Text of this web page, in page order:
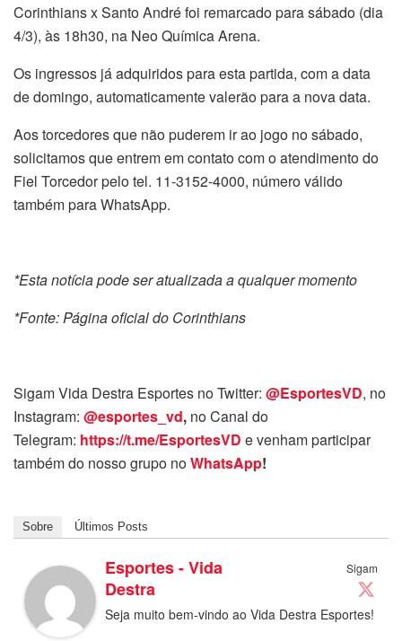
Corinthians x Santo André foi remarcado para sábado (dia
4/3), às 18h30, na Neo Química Arena.
Os ingressos já adquiridos para esta partida, com a data
de domingo, automaticamente valerão para a nova data.
Aos torcedores que não puderem ir ao jogo no sábado,
solicitamos que entrem em contato com o atendimento do
Fiel Torcedor pelo tel. 11-3152-4000, número válido
também para WhatsApp.
*Esta notícia pode ser atualizada a qualquer momento
*Fonte: Página oficial do Corinthians
Sigam Vida Destra Esportes no Twitter: @EsportesVD, no
Instagram: @esportes_vd, no Canal do
Telegram: https://t.me/EsportesVD e venham participar
também do nosso grupo noWhatsApp!
Sobre Últimos Posts
Sigam
Esportes - Vida
Destra
Seja muito bem-vindo ao Vida Destra Esportes!